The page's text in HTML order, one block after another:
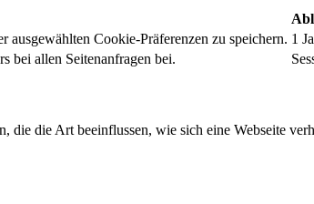
ausgewählten Cookie-Präferenzen zu speichern. 1
bei allen Seitenanfragen bei.
die Art beeinflussen, wie sich eine Webseite